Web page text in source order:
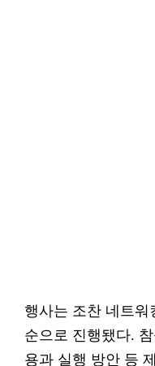
행사는 조찬 네트
순으로 진행됐다.
용과 실행 방안 등